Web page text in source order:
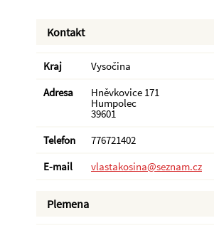
Kontakt
Kraj
Vysočina
Adresa
Hněvkovice 171
Humpolec
39601
Telefon
776721402
E-mail
vlastakosina@seznam.cz
Plemena